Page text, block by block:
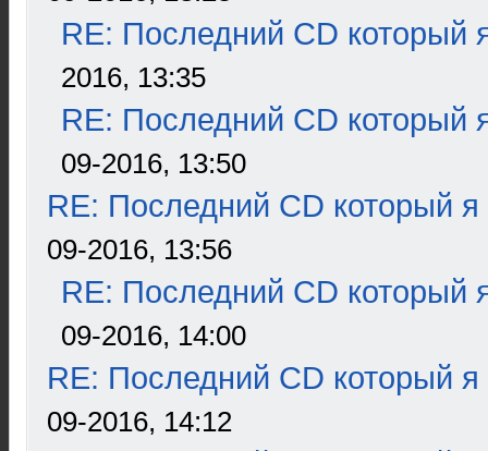
RE: Последний CD который
2016, 13:35
RE: Последний CD который
09-2016, 13:50
RE: Последний CD который я
09-2016, 13:56
RE: Последний CD который
09-2016, 14:00
RE: Последний CD который я
09-2016, 14:12